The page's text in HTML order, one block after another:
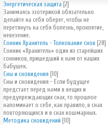
Энергетическая защита [2]
Занимаясь эзотерикой обязательно
делайте на себя оберег, чтобы не
перетянуть на себя болезнь, проклятие,
невезение.
Сонник Хранитель - Толкование снов [28]
Сонник «Хранитель» один из старейших
сонников, пришедший к нам от наших
бабушек.
Сны и сновидения [10]
Сны и сновидения - Если будущее
предстает перед нами в вещих и
предупреждающих снах, то прошлое
напоминает о себе, как правило, в снах
повторяющихся и в снах кошмарных.
Методика сновидений [10]